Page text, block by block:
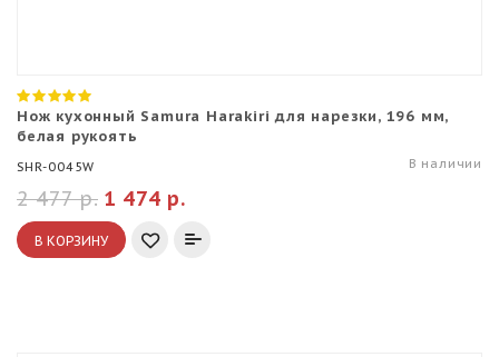
Нож кухонный Samura Harakiri для нарезки, 196 мм,
белая рукоять
SHR-0045W В наличии
1 474 р.
2 477 р.
В КОРЗИНУ